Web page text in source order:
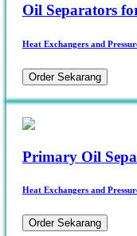
Oil Separators
Heat Exchangers and
Order Sekarang
Primary Oil
Heat Exchangers and
Order Sekarang